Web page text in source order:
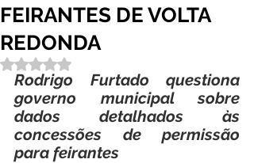
FEIRANTES DE VOLTA
REDONDA
Avaliado com NaN de 5 estrelas.
Rodrigo Furtado questiona
governo municipal sobre
dados detalhados às
concessões de permissão
para feirantes